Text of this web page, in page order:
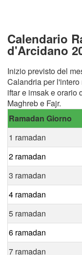
Calendario
d'Arcidano
Inizio previsto del
Calandria per l'intero
iftar e imsak e orario
Maghreb e Fajr.
Ramadan Giorno
1 ramadan
2 ramadan
3 ramadan
4 ramadan
5 ramadan
6 ramadan
7 ramadan